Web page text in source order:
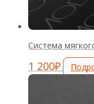
Система
1 200₽